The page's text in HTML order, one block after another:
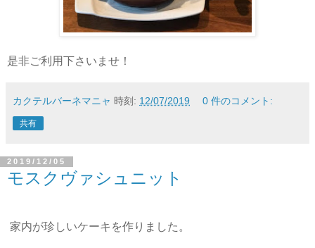
是非ご利用下さいませ！
カクテルバーネマニャ 時刻: 12/07/2019 0 件のコメント:
共有
2019/12/05
モスクヴァシュニット
家内が珍しいケーキを作りました。